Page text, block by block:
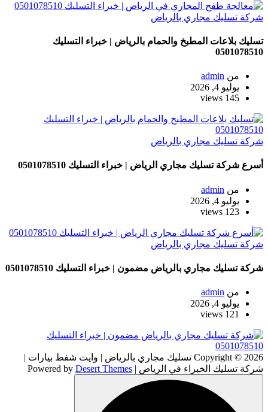
شركة تسليك مجاري بالرياض
تسليك بلاعات المطبخ والحمام بالرياض | خبراء التسليك
0501078510
من admin
يوليو 4, 2026
145 views
شركة تسليك مجاري بالرياض
أسرع شركة تسليك مجاري الرياض | خبراء التسليك 0501078510
من admin
يوليو 4, 2026
123 views
شركة تسليك مجاري بالرياض
شركة تسليك مجاري بالرياض مضمون | خبراء التسليك 0501078510
من admin
يوليو 4, 2026
121 views
Copyright © 2026 تسليك مجاري بالرياض | وايت شفط بيارات |
شركة تسليك الخبراء في الرياض | Powered by Desert Themes